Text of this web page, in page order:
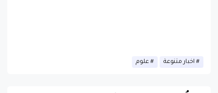
اخبار متنوعة علوم